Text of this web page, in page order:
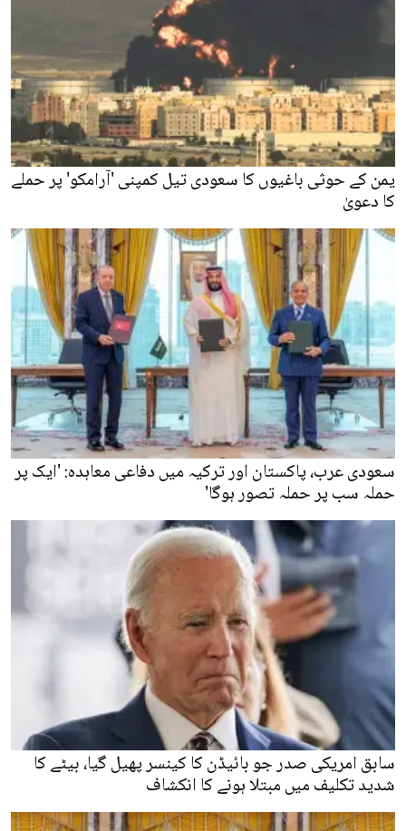
یمن کے حوثی باغیوں کا سعودی تیل کمپنی 'آرامکو' پر حملے
کا دعویٰ
سعودی عرب، پاکستان اور ترکیہ میں دفاعی معاہدہ: 'ایک پر
حملہ سب پر حملہ تصور ہوگا'
سابق امریکی صدر جو بائیڈن کا کینسر پھیل گیا، بیٹے کا
شدید تکلیف میں مبتلا ہونے کا انکشاف